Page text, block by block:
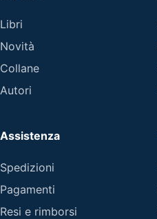
Libri
Novità
Collane
Autori
Assistenza
Spedizioni
Pagamenti
Resi e rimborsi